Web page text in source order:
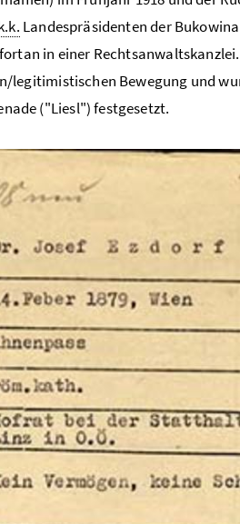
Landespräsidenten der
in einer Rechtsanwaltskanzlei.
Bewegung und
("Liesl") festgesetzt.